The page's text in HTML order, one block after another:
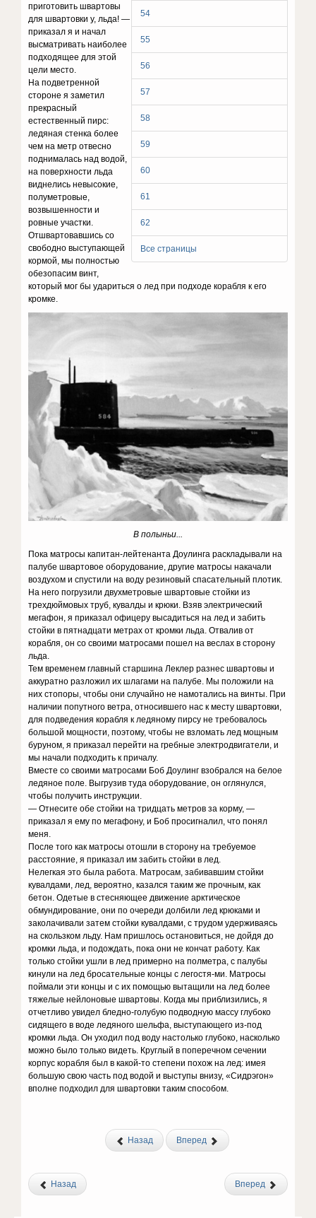
54
55
56
57
58
59
60
61
62
Все страницы
приготовить швартовы
для швартовки у, льда! —
приказал я и начал
высматривать наиболее
подходящее для этой
цели место.
На подветренной
стороне я заметил
прекрасный
естественный пирс:
ледяная стенка более
чем на метр отвесно
поднималась над водой,
на поверхности льда
виднелись невысокие,
полуметровые,
возвышенности и
ровные участки.
Отшвартовавшись со
свободно выступающей
кормой, мы полностью
обезопасим винт,
который мог бы удариться о лед при подходе корабля к его
кромке.
В полыньи...
Пока матросы капитан-лейтенанта Доулинга раскладывали на
палубе швартовое оборудование, другие матросы накачали
воздухом и спустили на воду резиновый спасательный плотик.
На него погрузили двухметровые швартовые стойки из
трехдюймовых труб, кувалды и крюки. Взяв электрический
мегафон, я приказал офицеру высадиться на лед и забить
стойки в пятнадцати метрах от кромки льда. Отвалив от
корабля, он со своими матросами пошел на веслах в сторону
льда.
Тем временем главный старшина Леклер разнес швартовы и
аккуратно разложил их шлагами на палубе. Мы положили на
них стопоры, чтобы они случайно не намотались на винты. При
наличии попутного ветра, относившего нас к месту швартовки,
для подведения корабля к ледяному пирсу не требовалось
большой мощности, поэтому, чтобы не взломать лед мощным
буруном, я приказал перейти на гребные электродвигатели, и
мы начали подходить к причалу.
Вместе со своими матросами Боб Доулинг взобрался на белое
ледяное поле. Выгрузив туда оборудование, он оглянулся,
чтобы получить инструкции.
— Отнесите обе стойки на тридцать метров за корму, —
приказал я ему по мегафону, и Боб просигналил, что понял
меня.
После того как матросы отошли в сторону на требуемое
расстояние, я приказал им забить стойки в лед.
Нелегкая это была работа. Матросам, забивавшим стойки
кувалдами, лед, вероятно, казался таким же прочным, как
бетон. Одетые в стесняющее движение арктическое
обмундирование, они по очереди долбили лед крюками и
заколачивали затем стойки кувалдами, с трудом удерживаясь
на скользком льду. Нам пришлось остановиться, не дойдя до
кромки льда, и подождать, пока они не кончат работу. Как
только стойки ушли в лед примерно на полметра, с палубы
кинули на лед бросательные концы с легостя-ми. Матросы
поймали эти концы и с их помощью вытащили на лед более
тяжелые нейлоновые швартовы. Когда мы приблизились, я
отчетливо увидел бледно-голубую подводную массу глубоко
сидящего в воде ледяного шельфа, выступающего из-под
кромки льда. Он уходил под воду настолько глубоко, насколько
можно было только видеть. Круглый в поперечном сечении
корпус корабля был в какой-то степени похож на лед: имея
большую свою часть под водой и выступы внизу, «Сидрэгон»
вполне подходил для швартовки таким способом.
Назад Вперед
Назад Вперед